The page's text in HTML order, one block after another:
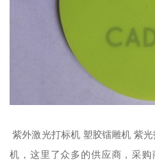
紫外激光打标机 塑胶镭雕机 紫
机，这里了众多的供应商，采